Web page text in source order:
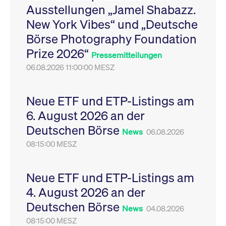
Ausstellungen „Jamel Shabazz.
New York Vibes“ und „Deutsche
Börse Photography Foundation
Prize 2026“ Pressemitteilungen
06.08.2026 11:00:00 MESZ
Neue ETF und ETP-Listings am
6. August 2026 an der
Deutschen Börse News 06.08.2026
08:15:00 MESZ
Neue ETF und ETP-Listings am
4. August 2026 an der
Deutschen Börse News 04.08.2026
08:15:00 MESZ
Leistung der Website
zu messen. Es handelt
sich um ein Muster-
Cookie, bei dem auf
das Präfix _pk_ses
eine kurze Reihe von
VISITOR_PRIVACY_METADATA
YouTube
.youtube.com
6
Monate
Dieses Cookie dient
Speicherung der
Einwilligungs- und
des Nutzers für ihre
Interaktion mit der
Sitzungen geehrt